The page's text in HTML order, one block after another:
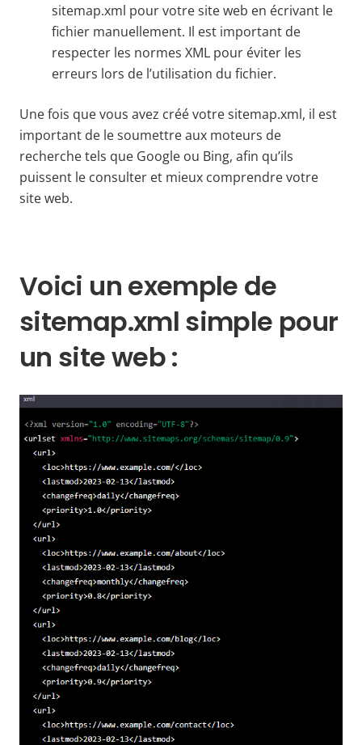
sitemap.xml pour votre site web en écrivant le
fichier manuellement. Il est important de
respecter les normes XML pour éviter les
erreurs lors de l’utilisation du fichier.
Une fois que vous avez créé votre sitemap.xml, il est
important de le soumettre aux moteurs de
recherche tels que Google ou Bing, afin qu’ils
puissent le consulter et mieux comprendre votre
site web.
Voici un exemple de
sitemap.xml simple pour
un site web :